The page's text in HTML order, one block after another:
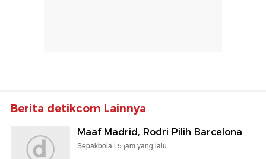
Berita detikcom Lainnya
Maaf Madrid, Rodri Pilih Barcelona
Sepakbola | 5 jam yang lalu